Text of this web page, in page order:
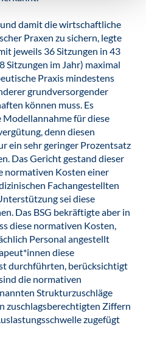
damit die wirtschaftliche
Praxen zu sichern, legte
jeweils 36 Sitzungen in 43
Sitzungen im Jahr) maximal
Praxis mindestens
grundversorgender
können muss. Es
Modellannahme für diese
denn diesen
ein sehr geringer Prozentsatz
Das Gericht gestand dieser
normativen Kosten einer
Fachangestellten
sei diese
Das BSG bekräftigte aber in
diese normativen Kosten,
Personal angestellt
diese
durchführten, berücksichtigt
die normativen
Strukturzuschläge
zuschlagsberechtigten Ziffern
zugefügt